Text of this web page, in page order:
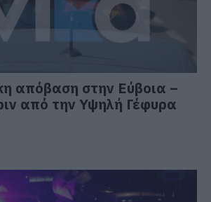
απόβαση στην Εύβοια –
από την Υψηλή Γέφυρα